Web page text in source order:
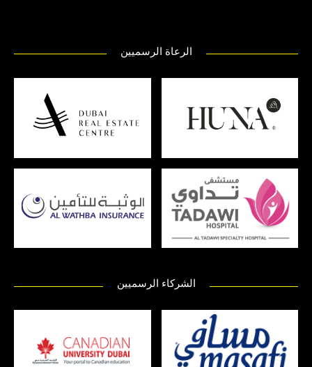
الرعاة الرسميين
الشركاء الرسميين